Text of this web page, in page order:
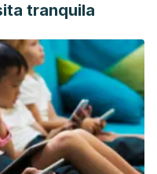
tranquila